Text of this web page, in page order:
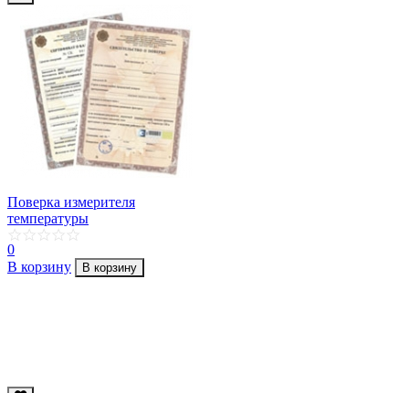
Поверка измерителя
температуры
0
В корзину
В корзину